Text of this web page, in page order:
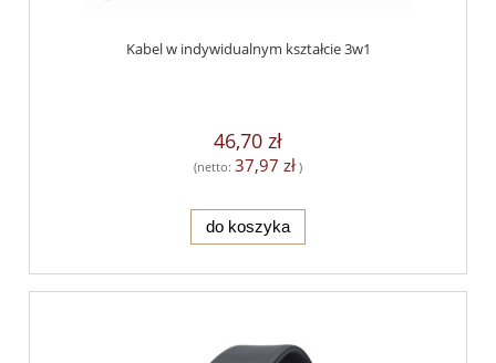
Kabel w indywidualnym kształcie 3w1
46,70 zł
(netto: 37,97 zł )
do koszyka